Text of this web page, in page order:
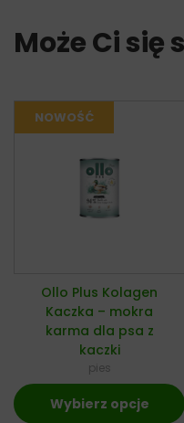
Może Ci się
Ollo Plus Kolagen
Kaczka – mokra
karma dla psa z
kaczki
pies
Wybierz opcje